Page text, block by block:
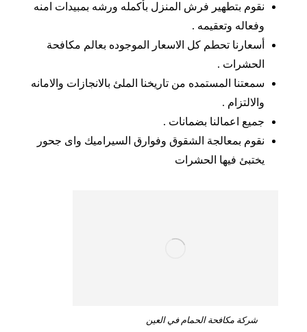
نقوم بتطهير فرش المنزل بأكمله ورشه بمبيدات امنه
وفعاله وتعقيمه .
أسعارنا تحطم كل الاسعار الموجوده بعالم مكافحة
الحشرات .
سمعتنا المستمده من تاريخنا الملئ بالانجازات والامانه
والالتزام .
جميع اعمالنا بضمانات .
نقوم بمعالجة الشقوق وفوارق السيراميك واى جحور
يختبئ فيها الحشرات
شركة مكافحة الحمام في العين